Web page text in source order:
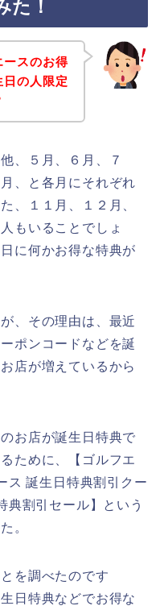
た！
ースのお得
の人限定
、５月、６月、７
、と各月にそれぞれ
、１１月、１２月、
もいることでしょ
に何かお得な特典が
、その理由は、最近
ポンコードなどを誕
店が増えているから
お店が誕生日特典で
ために、【ゴルフエ
ス 誕生日特典割引クー
典割引セール】という
。
を調べたのです
日特典などでお得な